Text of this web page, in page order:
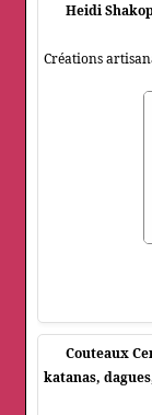
Heidi
Créations
Couteaux
katanas,